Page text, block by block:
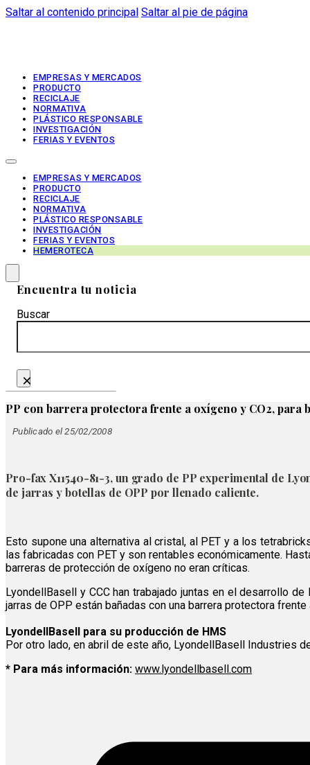
Saltar al contenido principal Saltar al pie de página
EMPRESAS Y MERCADOS
PRODUCTO
RECICLAJE
NORMATIVA
PLÁSTICO RESPONSABLE
INVESTIGACIÓN
FERIAS Y EVENTOS
EMPRESAS Y MERCADOS
PRODUCTO
RECICLAJE
NORMATIVA
PLÁSTICO RESPONSABLE
INVESTIGACIÓN
FERIAS Y EVENTOS
HEMEROTECA
Encuentra tu noticia
Buscar
×
PP con barrera protectora frente a oxígeno y CO2, para
Publicado el 25/02/2008
Pro-fax X11540-81-3, un grado de PP experimental de
de jarras y botellas de OPP por llenado caliente.
Esto supone una alternativa al cristal, al PET y a los
las fabricadas con PET y son rentables económicamente.
barreras de protección de oxígeno no eran críticas.
LyondellBasell y CCC han trabajado juntas en el desarrollo
jarras de OPP están bañadas con una barrera protectora frente
LyondellBasell para su producción de HMS
Por otro lado, en abril de este año, LyondellBasell Industries
* Para más información: www.lyondellbasell.com